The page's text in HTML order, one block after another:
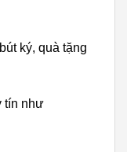
ký, quà tặng
tín như